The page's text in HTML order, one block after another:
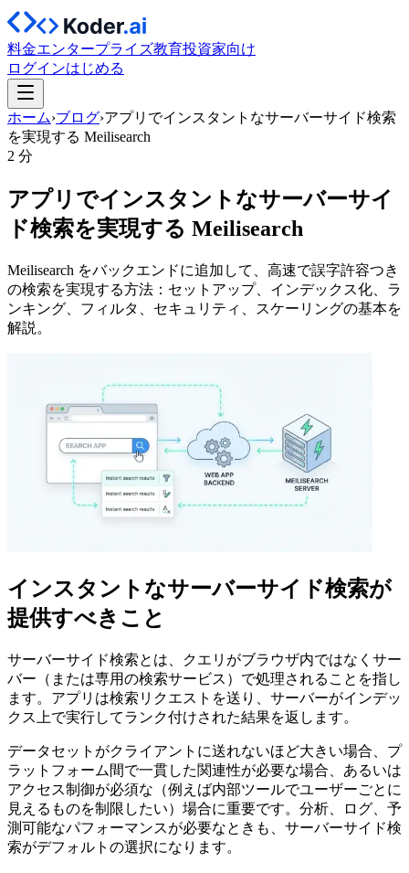
料金エンタープライズ教育投資家向け
ログインはじめる
ホーム›ブログ›アプリでインスタントなサーバーサイド検索
を実現する Meilisearch
2 分
アプリでインスタントなサーバーサイ
ド検索を実現する Meilisearch
Meilisearch をバックエンドに追加して、高速で誤字許容つき
の検索を実現する方法：セットアップ、インデックス化、ラ
ンキング、フィルタ、セキュリティ、スケーリングの基本を
解説。
インスタントなサーバーサイド検索が
提供すべきこと
サーバーサイド検索とは、クエリがブラウザ内ではなくサー
バー（または専用の検索サービス）で処理されることを指し
ます。アプリは検索リクエストを送り、サーバーがインデッ
クス上で実行してランク付けされた結果を返します。
データセットがクライアントに送れないほど大きい場合、プ
ラットフォーム間で一貫した関連性が必要な場合、あるいは
アクセス制御が必須な（例えば内部ツールでユーザーごとに
見えるものを制限したい）場合に重要です。分析、ログ、予
測可能なパフォーマンスが必要なときも、サーバーサイド検
索がデフォルトの選択になります。